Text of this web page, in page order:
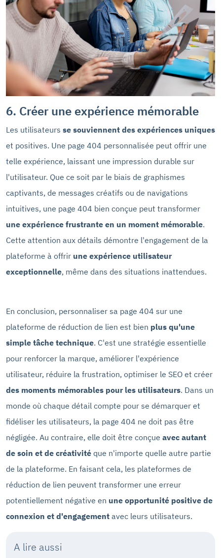
6. Créer une expérience mémorable
Les utilisateurs se souviennent des expériences uniques
et positives. Une page 404 personnalisée peut offrir une
telle expérience, laissant une impression durable sur
l'utilisateur. Que ce soit par le biais de graphismes
captivants, de messages créatifs ou de navigations
intuitives, une page 404 bien conçue peut transformer
une expérience frustrante en un moment mémorable.
Cette attention aux détails démontre l'engagement de la
plateforme à offrir une expérience utilisateur
exceptionnelle, même dans des situations inattendues.
En conclusion, personnaliser sa page 404 sur une
plateforme de réduction de lien est bien plus qu'une
simple tâche technique. C'est une stratégie essentielle
pour renforcer la marque, améliorer l'expérience
utilisateur, réduire la frustration, optimiser le SEO et créer
des moments mémorables pour les utilisateurs. Dans un
monde où chaque détail compte pour se démarquer et
fidéliser les utilisateurs, la page 404 ne doit pas être
négligée. Au contraire, elle doit être conçue avec autant
de soin et de créativité que n'importe quelle autre partie
de la plateforme. En faisant cela, les plateformes de
réduction de lien peuvent transformer une erreur
potentiellement négative en une opportunité positive de
connexion et d'engagement avec leurs utilisateurs.
A lire aussi